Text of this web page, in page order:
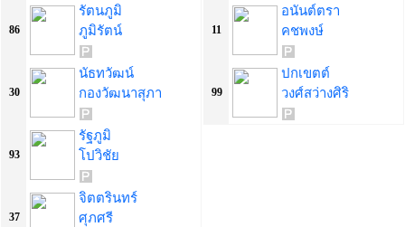
86
รัตนภูมิ
ภูมิรัตน์
30
นัธทวัฒน์
กองวัฒนาสุภา
93
รัฐภูมิ
โปวิชัย
37
จิตตรินทร์
ศุภศรี
11
อนันต์ตรา
คชพงษ์
99
ปกเขตต์
วงศ์สว่างศิริ